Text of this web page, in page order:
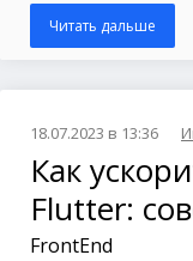
Читать дальше
18.07.2023 в 13:36
Как
Flutter:
FrontEnd